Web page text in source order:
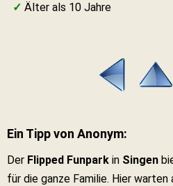
✓ Älter als 10 Jahre
Ein Tipp von Anonym:
Der Flipped Funpark in Singen
für die ganze Familie. Hier warten